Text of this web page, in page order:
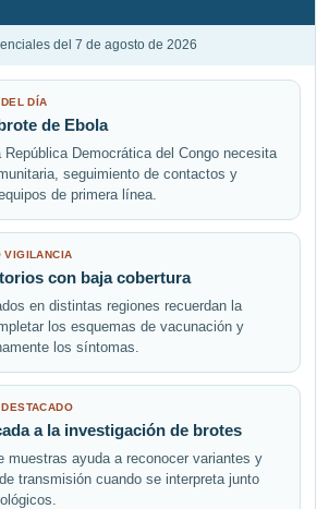
del 7 de agosto de 2026
DÍA
de Ebola
República Democrática del Congo necesita
seguimiento de contactos y
de primera línea.
VIGILANCIA
con baja cobertura
en distintas regiones recuerdan la
los esquemas de vacunación y
los síntomas.
a la investigación de brotes
muestras ayuda a reconocer variantes y
transmisión cuando se interpreta junto